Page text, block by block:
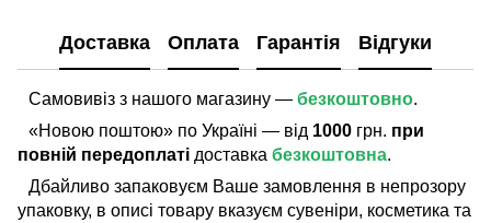
Доставка Оплата Гарантія Відгуки
Самовивіз з нашого магазину — безкоштовно.
«Новою поштою» по Україні — від 1000 грн. при
повній передоплаті доставка безкоштовна.
Дбайливо запаковуєм Ваше замовлення в непрозору
упаковку, в описі товару вказуєм сувеніри, косметика та